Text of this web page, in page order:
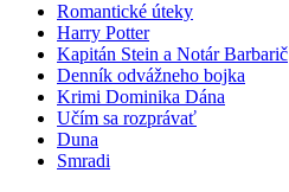
Romantické úteky
Harry Potter
Kapitán Stein a Notár Barbarič
Denník odvážneho bojka
Krimi Dominika Dána
Učím sa rozprávať
Duna
Smradi